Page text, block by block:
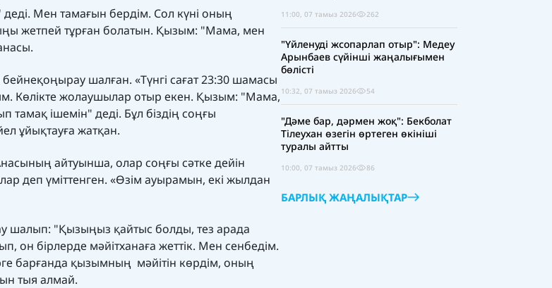
Мен тамағын бердім. Сол күні оның
жетпей тұрған болатын. Қызым: "Мама, мен
шалған. «Түнгі сағат 23:30 шамасы
Көлікте жолаушылар отыр екен. Қызым: "Мама,
тамақ ішемін" деді. Бұл біздің соңғы
ұйықтауға жатқан.
айтуынша, олар соңғы сәтке дейін
деп үміттенген. «Өзім ауырамын, екі жылдан
шалып: "Қызыңыз қайтыс болды, тез арада
он бірлерде мәйітханаға жеттік. Мен сенбедім.
барғанда қызымның мәйітін көрдім, оның
тыя алмай.
11:00, 07 тамыз 2026 262
"Үйленуді жсопарлап отыр": Медеу
Арынбаев сүйінші жаңалығымен
бөлісті
10:32, 07 тамыз 2026 54
"Дәме бар, дәрмен жоқ": Бекболат
Тілеухан өзегін өртеген өкініші
туралы айтты
10:00, 07 тамыз 2026 86
БАРЛЫҚ ЖАҢАЛЫҚТАР